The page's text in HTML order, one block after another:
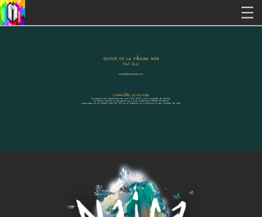
EDITOR DE LA PÁGINA WEB
FAT SLU
contact@naicaonline.com
COMPAÑÍA DE HOSTING
La página web naicaonline.com usa OVH SASU como compañía de hosting.
Su oficina central se encuentra en 2 Rue Kellermann 59100 ROUBAIX,
registrada con el número 424 761 419 en el Registre du Commerce et des sociétés de Lille.